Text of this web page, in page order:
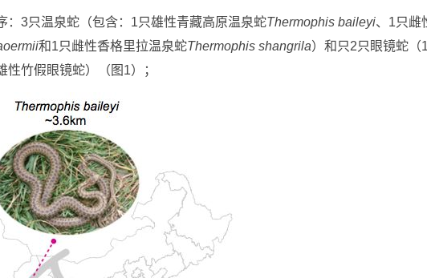
：3只温泉蛇（包含：1只雄性青藏高原温泉蛇Thermophis baileyi、1只雌
和1只雌性香格里拉温泉蛇Thermophis shangrila）和只2只眼镜蛇（
性竹假眼镜蛇）（图1）；